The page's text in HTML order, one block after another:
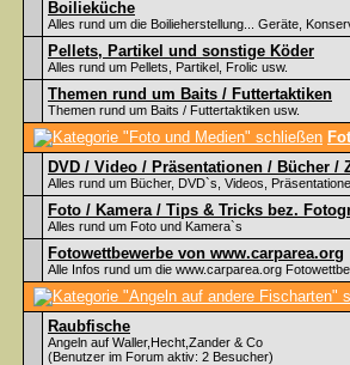
Boilieküche
Alles rund um die Boilieherstellung... Geräte,
Pellets, Partikel und sonstige Köder
Alles rund um Pellets, Partikel, Frolic usw.
Themen rund um Baits / Futtertaktiken
Themen rund um Baits / Futtertaktiken usw.
DVD / Video / Präsentationen / Bücher /
Alles rund um Bücher, DVD`s, Videos,
Foto / Kamera / Tips & Tricks bez.
Alles rund um Foto und Kamera`s
Fotowettbewerbe von www.carparea.org
Alle Infos rund um die www.carparea.org
Raubfische
Angeln auf Waller,Hecht,Zander & Co
(Benutzer im Forum aktiv: 2 Besucher)